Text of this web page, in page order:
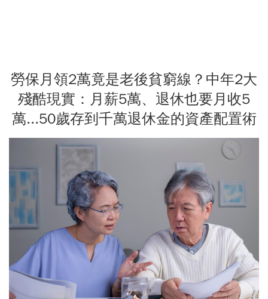
勞保月領2萬竟是老後貧窮線？中年2大
殘酷現實：月薪5萬、退休也要月收5
萬...50歲存到千萬退休金的資產配置術